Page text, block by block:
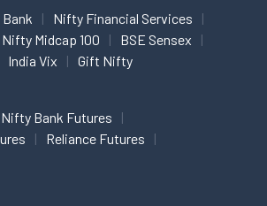
Nifty Financial Services
Nifty Midcap 100
BSE Sensex
India Vix Gift Nifty
Nifty Bank Futures
Reliance Futures